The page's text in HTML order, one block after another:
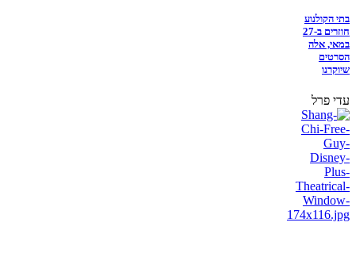
בתי הקולנוע
חוזרים ב-27
במאי, אלה
הסרטים
שיוקרנו
עדי פרל